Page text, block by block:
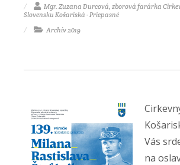
Mgr. Zuzana Durcová, zborová farárka
Slovensku Košariská - Priepasné
Archív 2019
Vás
na